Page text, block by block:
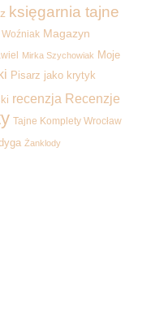
księgarnia tajne
Magazyn
Mirka Szychowiak Moje
Pisarz jako krytyk
recenzja Recenzje
Tajne Komplety Wrocław
Żanklody